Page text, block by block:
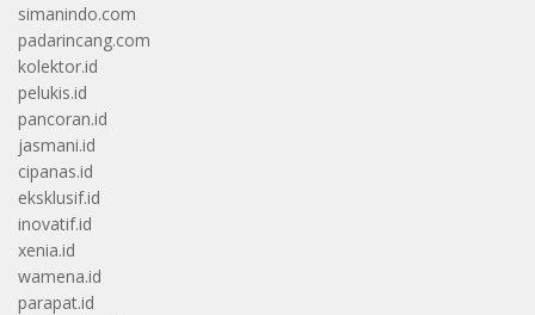
simanindo.com
padarincang.com
kolektor.id
pelukis.id
pancoran.id
jasmani.id
cipanas.id
eksklusif.id
inovatif.id
xenia.id
wamena.id
parapat.id